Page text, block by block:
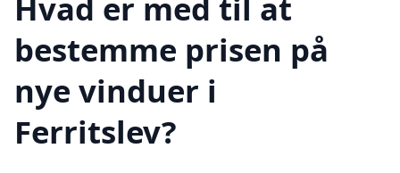
bestemme prisen på
nye vinduer i
Ferritslev?